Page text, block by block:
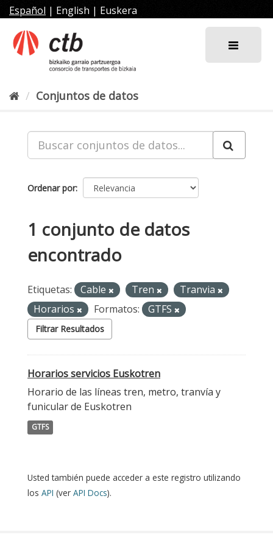
al
contenido
Español | English | Euskera
Conjuntos de datos
Ordenar por
1 conjunto de datos
encontrado
Etiquetas: Cable Tren
Tranvia
Horarios
Formatos: GTFS
Filtrar Resultados
Horarios servicios Euskotren
Horario de las líneas tren, metro, tranvía y
funicular de Euskotren
GTFS
Usted también puede acceder a este registro utilizando
los API (ver API Docs).